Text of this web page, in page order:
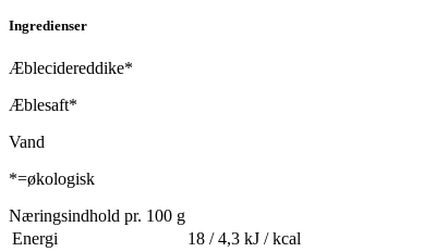
Ingredienser
Æblecidereddike*
Æblesaft*
Vand
*=økologisk
Næringsindhold pr. 100 g
Energi
18 / 4,3 kJ / kcal